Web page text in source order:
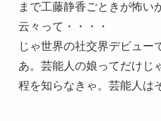
まで工藤静香ごときが怖い
云々って・・・・
じゃ世界の社交界デビュー
あ。芸能人の娘ってだけじ
程を知らなきゃ。芸能人は